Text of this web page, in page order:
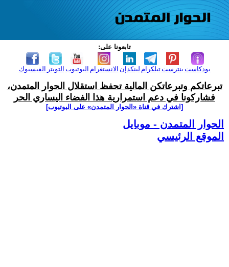
تابعونا على:
الفيسبوك التويتر اليوتيوب الانستغرام لينكدإن تيلكرامبنترست بودكاست
تبرعاتكم وتبرعاتكن المالية تحفظ استقلال الحوار المتمدن،
فشاركونا في دعم استمرارية هذا الفضاء اليساري الحر
[اشترك في قناة ‫«الحوار المتمدن» على اليوتيوب]
الحوار المتمدن - موبايل
الموقع الرئيسي